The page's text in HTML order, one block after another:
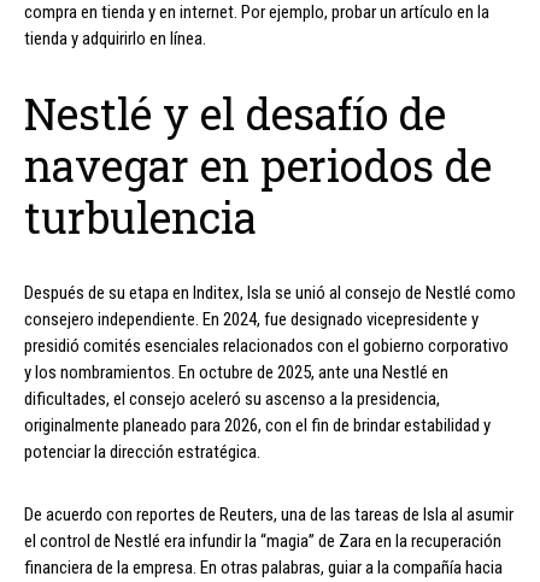
compra en tienda y en internet. Por ejemplo, probar un artículo en la
tienda y adquirirlo en línea.
Nestlé y el desafío de
navegar en periodos de
turbulencia
Después de su etapa en Inditex, Isla se unió al consejo de Nestlé como
consejero independiente. En 2024, fue designado vicepresidente y
presidió comités esenciales relacionados con el gobierno corporativo
y los nombramientos. En octubre de 2025, ante una Nestlé en
dificultades, el consejo aceleró su ascenso a la presidencia,
originalmente planeado para 2026, con el fin de brindar estabilidad y
potenciar la dirección estratégica.
De acuerdo con reportes de Reuters, una de las tareas de Isla al asumir
el control de Nestlé era infundir la “magia” de Zara en la recuperación
financiera de la empresa. En otras palabras, guiar a la compañía hacia